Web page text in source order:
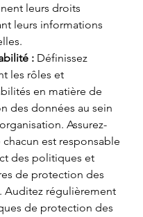
leurs droits
leurs informations
: Définissez
les rôles et
en matière de
des données au sein
Assurez-
chacun est responsable
des politiques et
de protection des
Auditez régulièrement
de protection des